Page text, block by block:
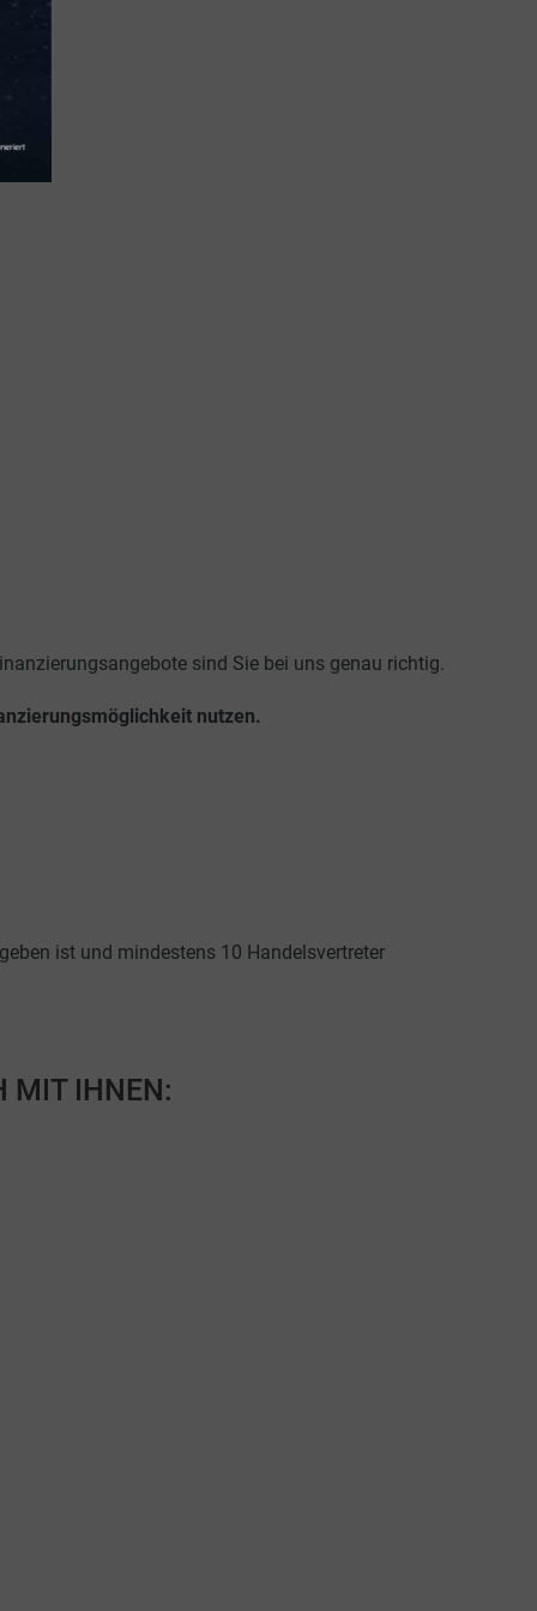
sind Sie bei uns genau richtig.
nutzen.
ist und mindestens 10 Handelsvertreter
MIT IHNEN: